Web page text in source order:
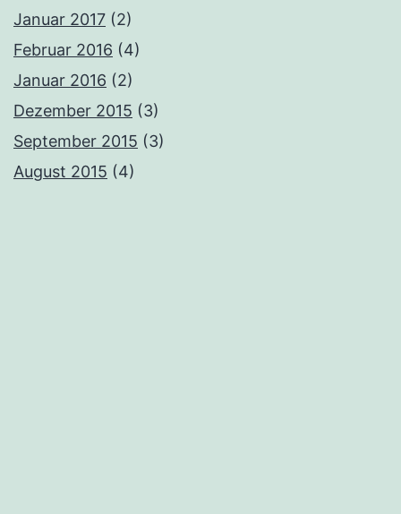
Januar 2017 (2)
Februar 2016 (4)
Januar 2016 (2)
Dezember 2015 (3)
September 2015 (3)
August 2015 (4)